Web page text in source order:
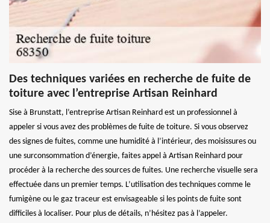
Des techniques variées en recherche de fuite de
toiture avec l’entreprise Artisan Reinhard
Sise à Brunstatt, l’entreprise Artisan Reinhard est un professionnel à
appeler si vous avez des problèmes de fuite de toiture. Si vous observez
des signes de fuites, comme une humidité à l’intérieur, des moisissures ou
une surconsommation d’énergie, faites appel à Artisan Reinhard pour
procéder à la recherche des sources de fuites. Une recherche visuelle sera
effectuée dans un premier temps. L’utilisation des techniques comme le
fumigène ou le gaz traceur est envisageable si les points de fuite sont
difficiles à localiser. Pour plus de détails, n’hésitez pas à l’appeler.